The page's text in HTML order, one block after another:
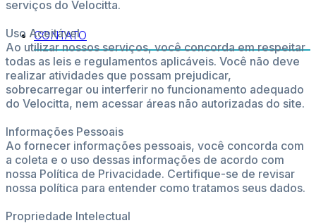
CONTATO
serviços do Velocitta.
Uso Aceitável
Ao utilizar nossos serviços, você concorda em respeitar
todas as leis e regulamentos aplicáveis. Você não deve
realizar atividades que possam prejudicar,
sobrecarregar ou interferir no funcionamento adequado
do Velocitta, nem acessar áreas não autorizadas do site.
Informações Pessoais
Ao fornecer informações pessoais, você concorda com
a coleta e o uso dessas informações de acordo com
nossa Política de Privacidade. Certifique-se de revisar
nossa política para entender como tratamos seus dados.
Propriedade Intelectual